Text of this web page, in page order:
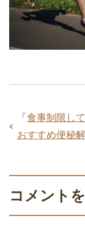
「 食事制限し
おすすめ便秘
コメント